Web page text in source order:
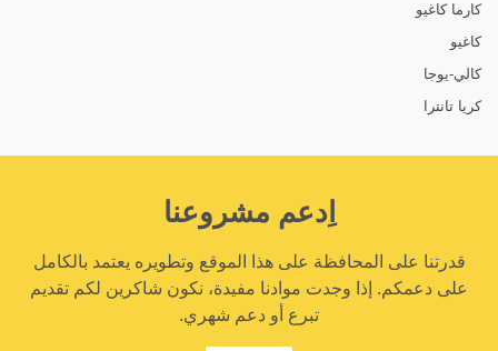
كارما كاغيو
كاغيو
كالي-يوجا
كريا تانترا
اِدعم مشروعنا
قدرتنا على المحافظة على هذا الموقع وتطويره يعتمد بالكامل
على دعمكم. إذا وجدت موادنا مفيدة، نكون شاكرين لكم تقديم
تبرع أو دعم شهري.